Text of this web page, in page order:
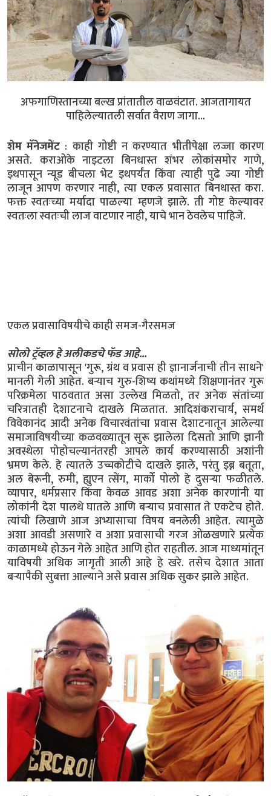
अफगाणिस्तानच्या बल्ख प्रांतातील वाळवंटात. आजतागायत
पाहिलेल्यातली सर्वात वैराण जागा...
शेम मॅनेजमेंट : काही गोष्टी न करण्यात भीतीपेक्षा लज्जा कारण
असते. कराओके नाइटला बिनधास्त शंभर लोकांसमोर गाणे,
इथपासून न्यूड बीचला भेट इथपर्यंत किंवा त्याही पुढे ज्या गोष्टी
लाजून आपण करणार नाही, त्या एकल प्रवासात बिनधास्त करा.
फक्त स्वतःच्या मर्यादा पाळल्या म्हणजे झाले. ती गोष्ट केल्यावर
स्वतःला स्वतःची लाज वाटणार नाही, याचे भान ठेवलेच पाहिजे.
एकल प्रवासाविषयीचे काही समज-गैरसमज
सोलो ट्रॅव्हल हे अलीकडचे फॅड आहे...
प्राचीन काळापासून 'गुरू, ग्रंथ व प्रवास ही ज्ञानार्जनाची तीन साधने'
मानली गेली आहेत. बऱ्याच गुरु-शिष्य कथांमध्ये शिक्षणानंतर गुरू
परिक्रमेला पाठवतात असा उल्लेख मिळतो, तर अनेक संतांच्या
चरित्रातही देशाटनाचे दाखले मिळतात. आदिशंकराचार्य, समर्थ
विवेकानंद आदी अनेक विचारवंतांचा प्रवास देशाटनातून आलेल्या
समाजाविषयीच्या कळवळ्यातून सुरू झालेला दिसतो आणि ज्ञानी
अवस्थेला पोहोचल्यानंतरही आपले कार्य करण्यासाठी अशांनी
भ्रमण केले. हे त्यातले उच्चकोटीचे दाखले झाले, परंतु इब्न बतूता,
अल बेरूनी, रुमी, ह्युएन त्सेंग, मार्को पोलो हे दुसऱ्या फळीतले.
व्यापार, धर्मप्रसार किंवा केवळ आवड अशा अनेक कारणांनी या
लोकांनी देश पालथे घातले आणि बऱ्याच प्रवासात ते एकटेच होते.
त्यांची लिखाणे आज अभ्यासाचा विषय बनलेली आहेत. त्यामुळे
अशा आवडी असणारे व अशा प्रवासाची गरज ओळखणारे प्रत्येक
काळामध्ये होऊन गेले आहेत आणि होत राहतील. आज माध्यमांतून
याविषयी अधिक जागृती आली आहे हे खरे. तसेच देशात आता
बऱ्यापैकी सुबत्ता आल्याने असे प्रवास अधिक सुकर झाले आहेत.